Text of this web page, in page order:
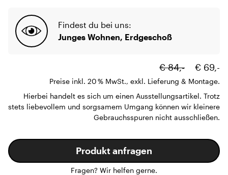
Findest du bei uns:
Junges Wohnen, Erdgeschoß
€ 84,- € 69,-
Preise inkl. 20 % MwSt., exkl. Lieferung & Montage.
Hierbei handelt es sich um einen Ausstellungsartikel. Trotz
stets liebevollem und sorgsamem Umgang können wir kleinere
Gebrauchsspuren nicht ausschließen.
Produkt anfragen
Fragen? Wir helfen gerne.